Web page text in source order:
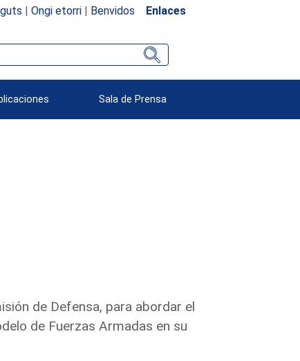
| Ongi etorri| Benvidos Enlaces
Sala de Prensa
de Defensa, para abordar el
de Fuerzas Armadas en su